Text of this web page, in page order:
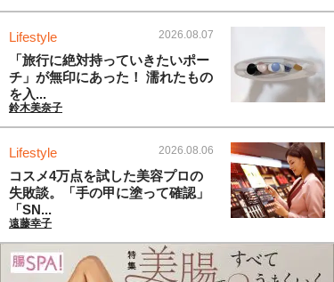
Lifestyle 2026.08.07
「旅行に絶対持っていきたいポー
チ」が無印にあった！ 濡れたもの
を入...
鈴木美奈子
Lifestyle 2026.08.06
コスメ4万点を試した美容プロの
失敗談。「手の甲に塗って確認」
「SN...
遠藤幸子